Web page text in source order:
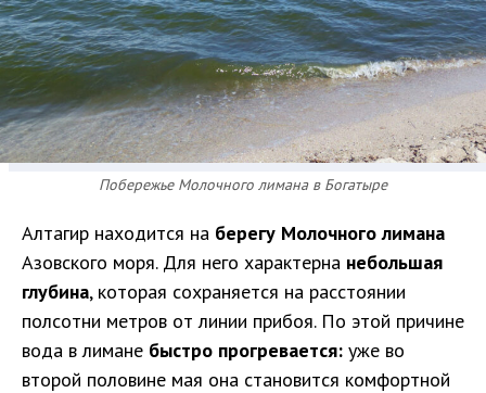
Побережье Молочного лимана в Богатыре
Алтагир находится на берегу Молочного лимана
Азовского моря. Для него характерна небольшая
глубина, которая сохраняется на расстоянии
полсотни метров от линии прибоя. По этой причине
вода в лимане быстро прогревается: уже во
второй половине мая она становится комфортной